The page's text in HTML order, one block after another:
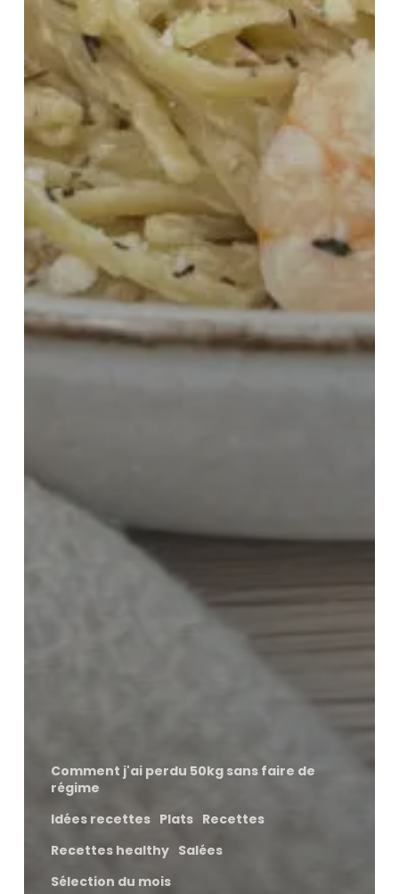
Comment j'ai perdu 50kg sans faire de
régime
Idées recettes Plats Recettes
Recettes healthy Salées
Sélection du mois